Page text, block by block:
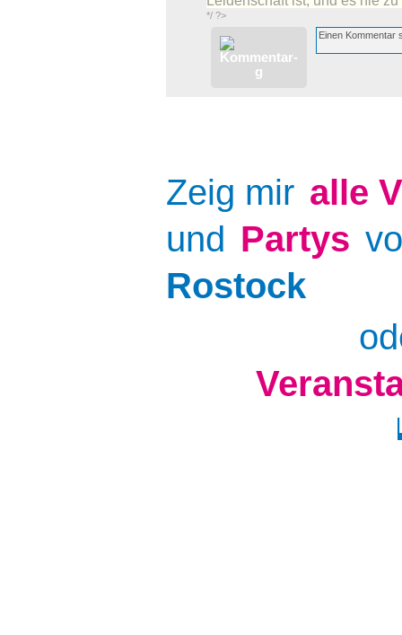
*/ ?>
Zeig mir alle
und Partys
Rostock